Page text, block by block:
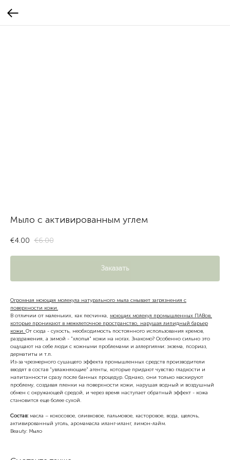
Мыло с активированным углем
€4.00 €6.00
Заказать
Огромная моющая молекула натурального мыла смывает загрязнения с
поверхности кожи.
В отличии от маленьких, как песчинка, моющих молекул промышленных ПАВов,
которые проникают в межклеточное пространство, нарушая липидный барьер
кожи. От сюда - сухость, необходимость постоянного использования кремов,
раздражения, а зимой - "хлопья" кожи на ногах. Знакомо? Особенно сильно это
ощущают на себе люди с кожными проблемами и аллергиями: экзема, псориаз,
дерматиты и т.п.
Из-за чрезмерного сушащего эффекта промышленных средств производители
вводят в состав "увлажняющие" агенты, которые придают чувство гладкости и
напитанности сразу после банных процедур. Однако, они только маскируют
проблему, создавая пленки на поверхности кожи, нарушая водный и воздушный
обмен с окружающей средой, и через время наступает обратный эффект - кожа
становится еще более сухой.
Состав: масла – кокосовое, оливковое, пальмовое, касторовое, вода, щелочь,
активированный уголь, аромамасла иланг-иланг, лимон-лайм.
Beauty: Мыло